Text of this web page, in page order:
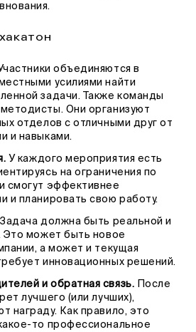
объединяются в
усилиями найти
задачи. Также команды
Они организуют
отделов с отличными друг от
и навыками.
У каждого мероприятия есть
на ограничения по
смогут эффективнее
и планировать свою работу.
должна быть реальной и
Это может быть новое
а может и текущая
инновационных решений.
и обратная связь. После
лучшего (или лучших),
награду. Как правило, это
то профессиональное